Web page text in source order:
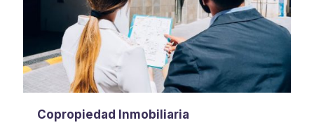
Copropiedad Inmobiliaria